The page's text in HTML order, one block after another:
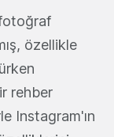
özellikle
rehber
Instagram'ın